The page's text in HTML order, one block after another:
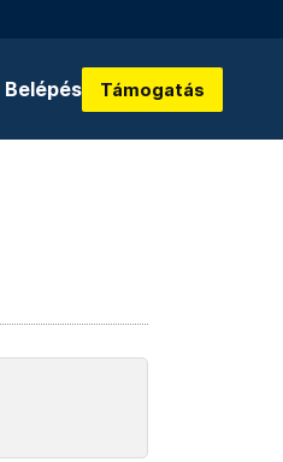
Belépés Támogatás